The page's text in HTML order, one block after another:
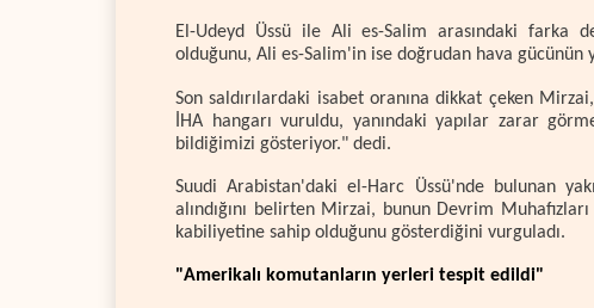
El-Udeyd Üssü ile Ali es-Salim arasındaki farka
olduğunu, Ali es-Salim'in ise doğrudan hava gücünün
Son saldırılardaki isabet oranına dikkat çeken
İHA hangarı vuruldu, yanındaki yapılar zarar
bildiğimizi gösteriyor." dedi.
Suudi Arabistan'daki el-Harc Üssü'nde bulunan
alındığını belirten Mirzai, bunun Devrim
kabiliyetine sahip olduğunu gösterdiğini vurguladı.
"Amerikalı komutanların yerleri tespit edildi"